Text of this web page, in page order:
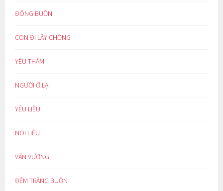
ĐÔNG BUỒN
CON ĐI LẤY CHỒNG
YÊU THẦM
NGƯỜI Ở LẠI
YÊU LIỀU
NÓI LIỀU
VẤN VƯƠNG
ĐÊM TRĂNG BUỒN